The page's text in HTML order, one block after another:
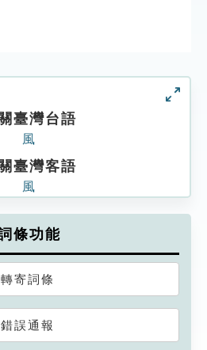
臺灣台語
風
臺灣客語
風
條功能
轉寄詞條
錯誤通報